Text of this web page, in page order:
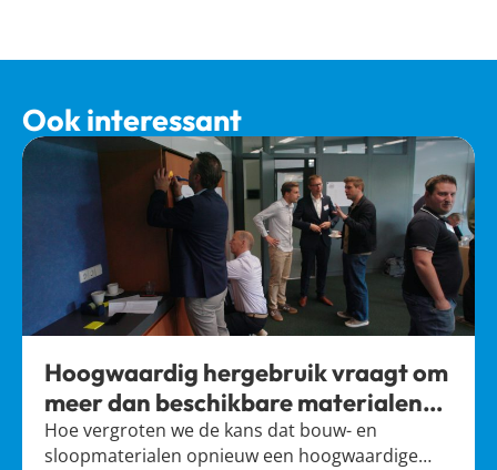
Ook interessant
Hoogwaardig hergebruik vraagt om
meer dan beschikbare materialen
alleen
Hoe vergroten we de kans dat bouw- en
sloopmaterialen opnieuw een hoogwaardige…